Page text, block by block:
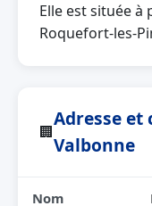
Elle est située à
Roquefort-les-
🏢
Adresse et
Valbonne
Nom